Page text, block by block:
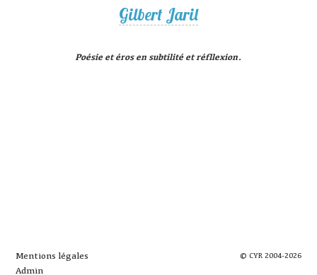
Gilbert Jaril
Poésie et éros en subtilité et réfllexion.
© CYR 2004-2026
Mentions légales
Admin